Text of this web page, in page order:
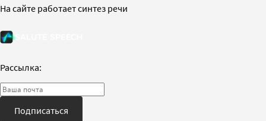
На сайте работает синтез речи
Рассылка:
Подписаться